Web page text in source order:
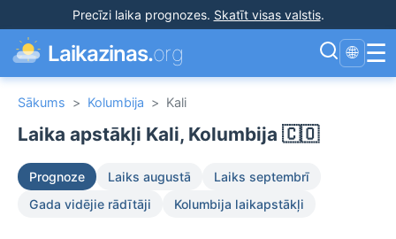
Precīzi laika prognozes. Skatīt visas valstis.
Laikazinas.org 🌐 ☰
Sākums > Kolumbija > Kali
Laika apstākļi Kali, Kolumbija 🇨🇴
Prognoze Laiks augustā
Laiks septembrī
Gada vidējie rādītāji
Kolumbija laikapstākļi